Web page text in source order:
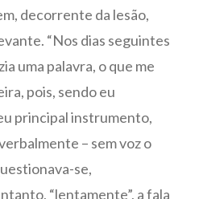
decorrente da lesão,
“Nos dias seguintes
uma palavra, o que me
pois, sendo eu
principal instrumento,
– sem voz o
se,
“lentamente”, a fala